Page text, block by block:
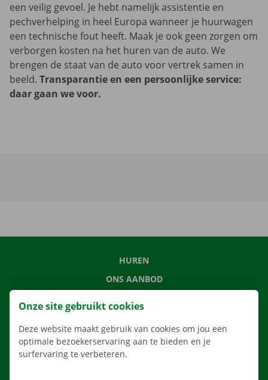
een veilig gevoel. Je hebt namelijk assistentie en
pechverhelping in heel Europa wanneer je huurwagen
een technische fout heeft. Maak je ook geen zorgen om
verborgen kosten na het huren van de auto. We
brengen de staat van de auto voor vertrek samen in
beeld. Transparantie en een persoonlijke service:
daar gaan we voor.
HUREN
ONS AANBOD
APP
VERHUISOPLOSSINGEN
Onze site gebruikt cookies
Deze website maakt gebruik van cookies om jou een
optimale bezoekerservaring aan te bieden en je
surfervaring te verbeteren.